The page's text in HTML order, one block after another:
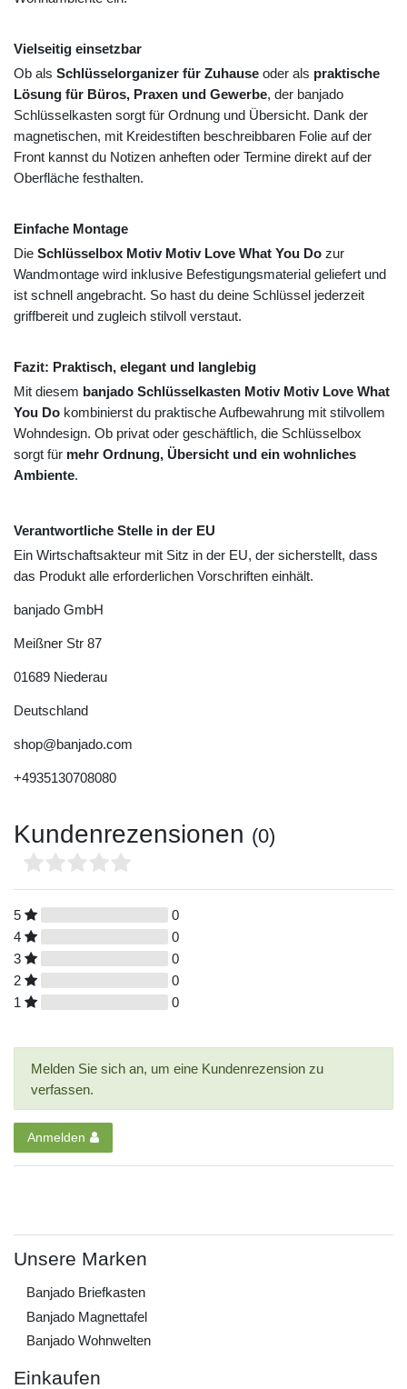
Vielseitig einsetzbar
Ob als Schlüsselorganizer für Zuhause oder als praktische
Lösung für Büros, Praxen und Gewerbe, der banjado
Schlüsselkasten sorgt für Ordnung und Übersicht. Dank der
magnetischen, mit Kreidestiften beschreibbaren Folie auf der
Front kannst du Notizen anheften oder Termine direkt auf der
Oberfläche festhalten.
Einfache Montage
Die Schlüsselbox Motiv Motiv Love What You Do zur
Wandmontage wird inklusive Befestigungsmaterial geliefert und
ist schnell angebracht. So hast du deine Schlüssel jederzeit
griffbereit und zugleich stilvoll verstaut.
Fazit: Praktisch, elegant und langlebig
Mit diesem banjado Schlüsselkasten Motiv Motiv Love What
You Do kombinierst du praktische Aufbewahrung mit stilvollem
Wohndesign. Ob privat oder geschäftlich, die Schlüsselbox
sorgt für mehr Ordnung, Übersicht und ein wohnliches
Ambiente.
Verantwortliche Stelle in der EU
Ein Wirtschaftsakteur mit Sitz in der EU, der sicherstellt, dass
das Produkt alle erforderlichen Vorschriften einhält.
banjado GmbH
Meißner Str 87
01689 Niederau
Deutschland
shop@banjado.com
+4935130708080
Kundenrezensionen (0)
5
0
4
0
3
0
2
0
1
0
Melden Sie sich an, um eine Kundenrezension zu
verfassen.
Anmelden
Unsere Marken
Banjado Briefkasten
Banjado Magnettafel
Banjado Wohnwelten
Einkaufen